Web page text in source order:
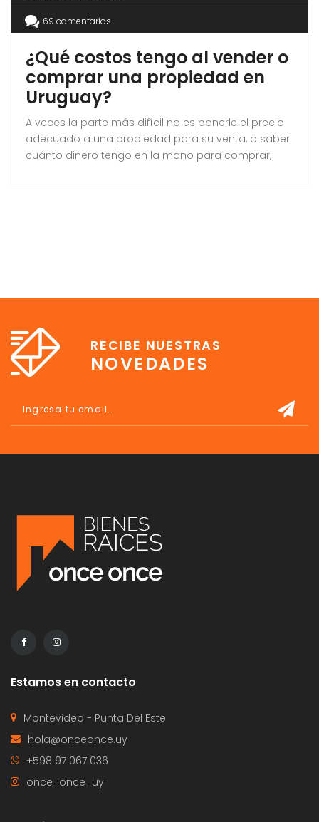
69 comentarios
¿Qué costos tengo al vender o
comprar una propiedad en
Uruguay?
A veces la parte más difícil no es ponerle el precio
adecuado a una propiedad para su venta, o saber
cuánto dinero tengo en la mano para comprar,
RECIBE NUESTRAS
NOVEDADES
Estamos en contacto
Montevideo - Punta Del Este
hola@onceonce.uy
+598 97 067 036
once_once_uy